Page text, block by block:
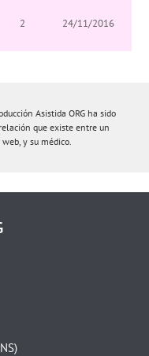
2 24/11/2016
Asistida ORG ha sido
que existe entre un
y su médico.